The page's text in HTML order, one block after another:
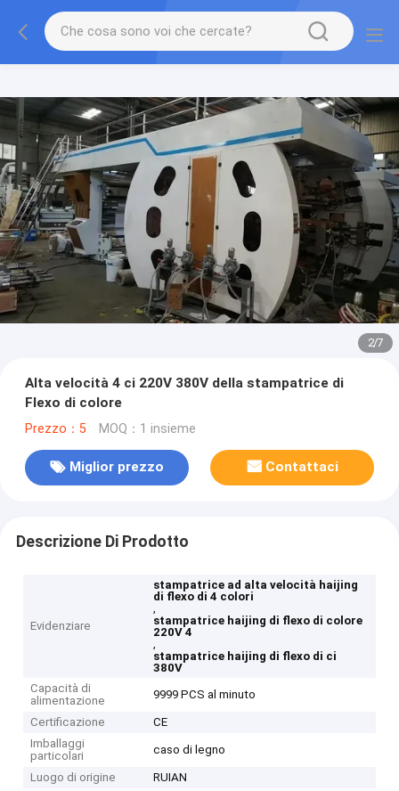
2/7
Alta velocità 4 ci 220V 380V della stampatrice di
Flexo di colore
Prezzo：5 MOQ：1 insieme
Miglior prezzo Contattaci
Descrizione Di Prodotto
Evidenziare
stampatrice ad alta velocità haijing
di flexo di 4 colori
,
stampatrice haijing di flexo di colore
220V 4
,
stampatrice haijing di flexo di ci
380V
Capacità di
alimentazione
9999 PCS al minuto
Certificazione
CE
Imballaggi
particolari
caso di legno
Luogo di origine
RUIAN